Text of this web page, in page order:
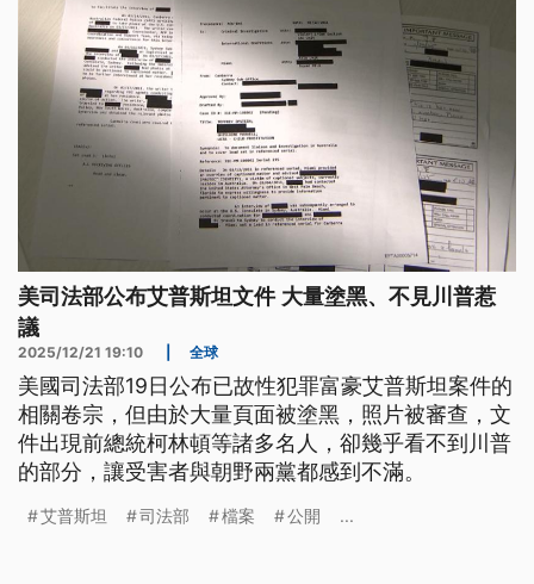
美司法部公布艾普斯坦文件 大量塗黑、不見川普惹
議
2025/12/21 19:10 全球
美國司法部19日公布已故性犯罪富豪艾普斯坦案件的
相關卷宗，但由於大量頁面被塗黑，照片被審查，文
件出現前總統柯林頓等諸多名人，卻幾乎看不到川普
的部分，讓受害者與朝野兩黨都感到不滿。
艾普斯坦 司法部 檔案 公開 ...